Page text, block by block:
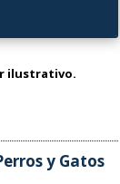
ilustrativo.
y Gatos